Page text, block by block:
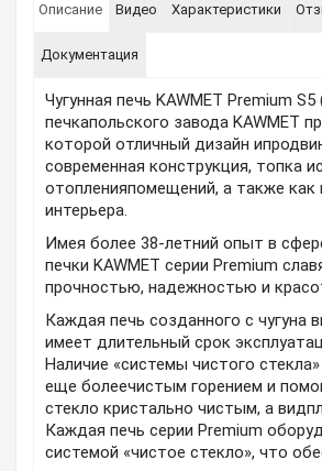
Описание Видео Характеристики
Документация
Чугунная печь KAWMET Premium S5
печкапольского завода KAWMET
которой отличный дизайн
современная конструкция, топка
отопленияпомещений, а также как
интерьера.
Имея более 38-летний опыт в
печки KAWMET серии Premium
прочностью, надежностью и
Каждая печь созданного с чугуна
имеет длительный срок
Наличие «системы чистого
еще болеечистым горением и
стекло кристально чистым, а
Каждая печь серии Premium
системой «чистое стекло», что